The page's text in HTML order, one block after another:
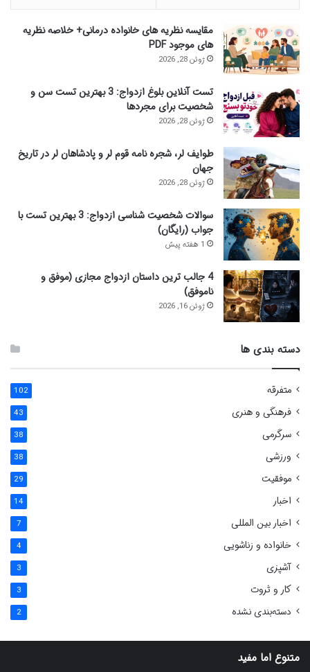
ر
ی
مقایسه نظریه های خانواده درمانی+ خلاصه نظریه
های موجود PDF
ژوئن 28, 2026
تست آنلاین بلوغ ازدواج: 3 بهترین تست سن و
شخصیت برای مجردها
ژوئن 28, 2026
طوایف لر، شجره نامه قوم لر و پادشاهان لر در تاریخ
جهان
ژوئن 28, 2026
سوالات شخصیت شناسی ازدواج: 3 بهترین تست با
جواب (رایگان)
1 هفته پیش
4 جالب ترین داستان ازدواج مجازی (موفق و
ناموفق)
ژوئن 16, 2026
دسته بندی ها
متفرقه 102
فرهنگی و هنری 43
سرگرمی 38
ورزشی 38
موفقیت 29
اخبار 14
اخبار بین المللی 7
خانواده و زناشویی 4
آشپزی 3
کار و ثروت 3
دسته‌بندی نشده 2
متنوع اما مفید